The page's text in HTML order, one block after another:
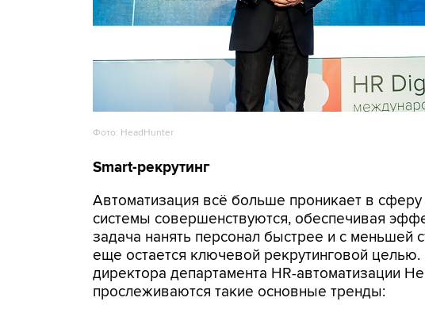
Фото: HeadHunter
Smart-рекрутинг
Автоматизация всё больше проникает в
системы совершенствуются, обеспечивая
задача нанять персонал быстрее и с меньшей
еще остается ключевой рекрутинговой
директора департамента HR-автоматизации
прослеживаются такие основные тренды: